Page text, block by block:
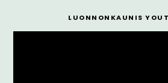
LUONNONKAUNIS